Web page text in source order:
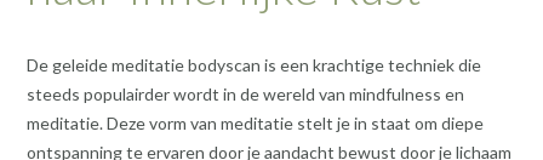
De geleide meditatie bodyscan is een krachtige techniek die
steeds populairder wordt in de wereld van mindfulness en
meditatie. Deze vorm van meditatie stelt je in staat om diepe
ontspanning te ervaren door je aandacht bewust door je lichaam